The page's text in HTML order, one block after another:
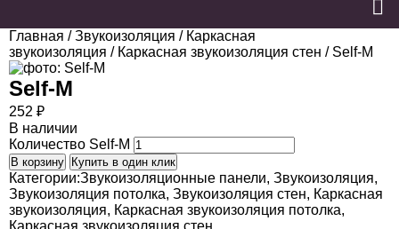
Главная /Звукоизоляция / Каркасная
звукоизоляция / Каркасная звукоизоляция стен / Self-M
Self-M
252 ₽
В наличии
Количество Self-M
В корзину Купить в один клик
Категории:Звукоизоляционные панели, Звукоизоляция,
Звукоизоляция потолка, Звукоизоляция стен, Каркасная
звукоизоляция, Каркасная звукоизоляция потолка,
Каркасная звукоизоляция стен